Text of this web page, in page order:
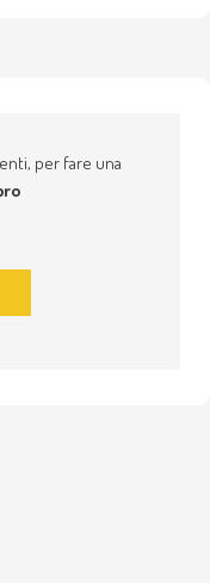
per fare una